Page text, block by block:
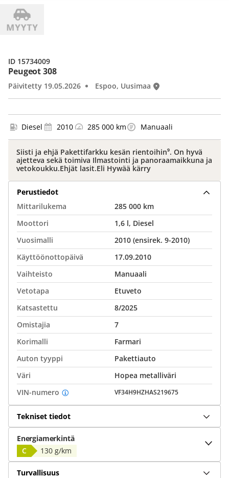
Peugeot 308
Päivitetty 19.05.2026 Espoo, Uusimaa
ID 15734009
Diesel 2010 285 000 km Manuaali
Siisti ja ehjä Pakettifarkku kesän rientoihin⁹. On hyvä
ajetteva sekä toimiva Ilmastointi ja panoraamaikkuna ja
vetokoukku.Ehjät lasit.Eli Hywää kärry
Perustiedot
Mittarilukema
285 000 km
Moottori
1,6 l, Diesel
Vuosimalli
2010 (ensirek. 9-2010)
Käyttöönottopäivä
17.09.2010
Vaihteisto
Manuaali
Vetotapa
Etuveto
Katsastettu
8/2025
Omistajia
7
Korimalli
Farmari
Auton tyyppi
Pakettiauto
Väri
Hopea metalliväri
VIN-numero
VF34H9HZHAS219675
Tekniset tiedot
Energiamerkintä
C
130 g/km
Turvallisuus